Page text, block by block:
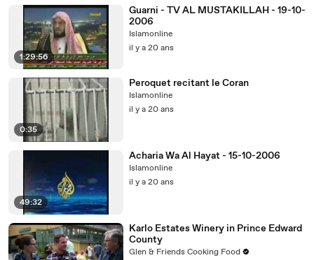
1:29:56
Guarni - TV AL MUSTAKILLAH - 19-10-
2006
Islamonline
il y a 20 ans
0:35
Peroquet recitant le Coran
Islamonline
il y a 20 ans
49:32
Acharia Wa Al Hayat - 15-10-2006
Islamonline
il y a 20 ans
Karlo Estates Winery in Prince Edward
County
Glen & Friends Cooking Food